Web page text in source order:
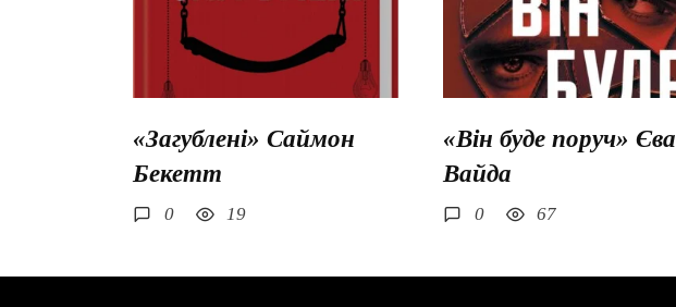
«Загублені» Саймон
Бекетт
0 19
«Він буде поруч» Єва
Вайда
0 67